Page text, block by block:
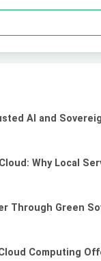
AI and
Why Local
Through Green
Computing